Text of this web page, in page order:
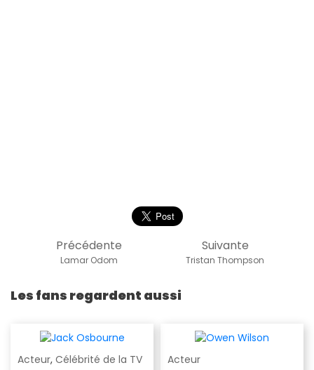
Suivante
Tristan Thompson
Précédente
Lamar Odom
Les fans regardent aussi
Acteur, Célébrité de la TV Acteur